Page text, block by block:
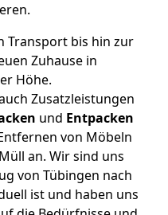
Transport bis hin zur
Zuhause in
Höhe.
Zusatzleistungen
und Entpacken
von Möbeln
an. Wir sind uns
von Tübingen nach
ist und haben uns